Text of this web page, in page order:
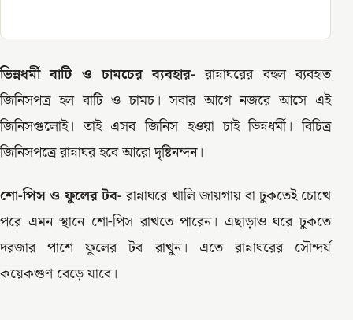
ভিন্নধর্মী বাটি ও চামচের ব্যবহার-রান্নাঘরের বহুল ব্যবহৃত
জিনিসপত্র হল বাটি ও চামচ। সবার আগে নজরে আসে এই
জিনিসগুলোই। তাই এসব জিনিস হওয়া চাই ভিন্নধর্মী। বিচিত্র
জিনিসপত্রে রান্নাঘর হবে আরো দৃষ্টিনন্দন।
শো-পিস ও ফুলের টব-রান্নাঘরে খালি জায়গায় বা ঢুকতেই চোখে
পরে এমন স্থানে শো-পিস রাখতে পারেন। এছাড়াও ঘরে ঢুকতে
দরজার পাশে ফুলের টব রাখুন। এতে রান্নাঘরের সৌন্দর্য
কয়েকগুণ বেড়ে যাবে।